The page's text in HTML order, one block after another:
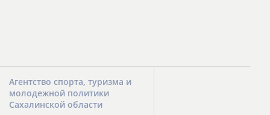
Агентство спорта, туризма и
молодежной политики
Сахалинской области